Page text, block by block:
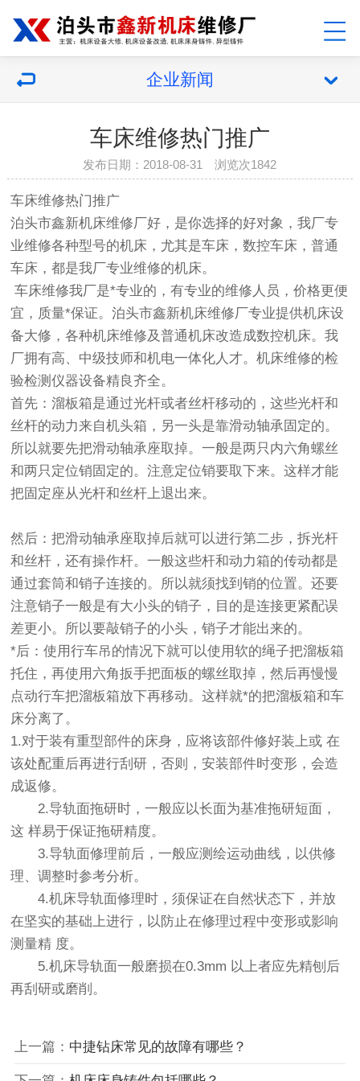
企业新闻
车床维修热门推广
发布日期：2018-08-31 浏览次1842
车床维修热门推广
泊头市鑫新机床维修厂好，是你选择的好对象，我厂专
业维修各种型号的机床，尤其是车床，数控车床，普通
车床，都是我厂专业维修的机床。
车床维修我厂是*专业的，有专业的维修人员，价格更便
宜，质量*保证。泊头市鑫新机床维修厂专业提供机床设
备大修，各种机床维修及普通机床改造成数控机床。我
厂拥有高、中级技师和机电一体化人才。机床维修的检
验检测仪器设备精良齐全。
首先：溜板箱是通过光杆或者丝杆移动的，这些光杆和
丝杆的动力来自机头箱，另一头是靠滑动轴承固定的。
所以就要先把滑动轴承座取掉。一般是两只内六角螺丝
和两只定位销固定的。注意定位销要取下来。这样才能
把固定座从光杆和丝杆上退出来。
然后：把滑动轴承座取掉后就可以进行第二步，拆光杆
和丝杆，还有操作杆。一般这些杆和动力箱的传动都是
通过套筒和销子连接的。所以就须找到销的位置。还要
注意销子一般是有大小头的销子，目的是连接更紧配误
差更小。所以要敲销子的小头，销子才能出来的。
*后：使用行车吊的情况下就可以使用软的绳子把溜板箱
托住，再使用六角扳手把面板的螺丝取掉，然后再慢慢
点动行车把溜板箱放下再移动。这样就*的把溜板箱和车
床分离了。
1.对于装有重型部件的床身，应将该部件修好装上或 在
该处配重后再进行刮研，否则，安装部件时变形，会造
成返修。
2.导轨面拖研时，一般应以长面为基准拖研短面，
这 样易于保证拖研精度。
3.导轨面修理前后，一般应测绘运动曲线，以供修
理、调整时参考分析。
4.机床导轨面修理时，须保证在自然状态下，并放
在坚实的基础上进行，以防止在修理过程中变形或影响
测量精 度。
5.机床导轨面一般磨损在0.3mm 以上者应先精刨后
再刮研或磨削。
上一篇： 中捷钻床常见的故障有哪些？